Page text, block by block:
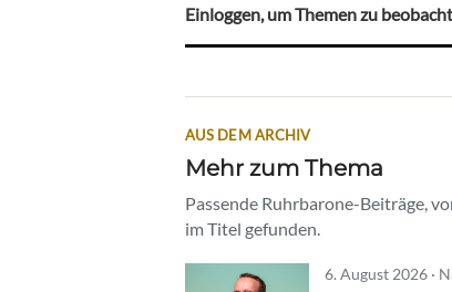
Einloggen, um Themen zu
AUS DEM ARCHIV
Mehr zum Thema
Passende Ruhrbarone-Beiträge,
im Titel gefunden.
6. August 2026 ·